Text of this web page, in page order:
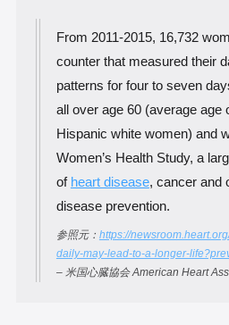
From 2011-2015, 16,732
counter that measured their
patterns for four to seven
all over age 60 (average age
Hispanic white women) and
Women’s Health Study, a
of heart disease, cancer and
disease prevention.
参照元： https://
daily-may-lead-to-a-longer-
– 米国心臓協会 American Heart